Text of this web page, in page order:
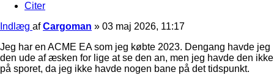
Citer
Indlæg afCargoman » 03 maj 2026, 11:17
Jeg har en ACME EA som jeg købte 2023. Dengang havde jeg
den ude af æsken for lige at se den an, men jeg havde den ikke
på sporet, da jeg ikke havde nogen bane på det tidspunkt.